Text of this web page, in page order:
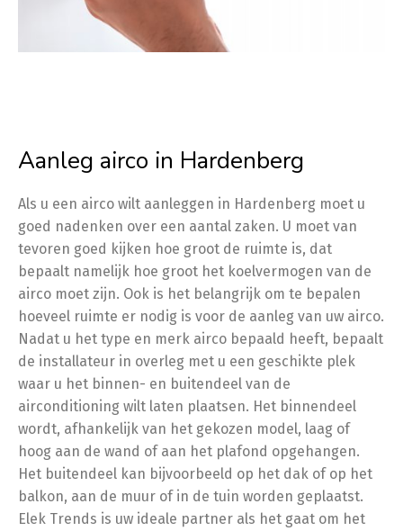
Aanleg airco in Hardenberg
Als u een airco wilt aanleggen in Hardenberg moet u
goed nadenken over een aantal zaken. U moet van
tevoren goed kijken hoe groot de ruimte is, dat
bepaalt namelijk hoe groot het koelvermogen van de
airco moet zijn. Ook is het belangrijk om te bepalen
hoeveel ruimte er nodig is voor de aanleg van uw airco.
Nadat u het type en merk airco bepaald heeft, bepaalt
de installateur in overleg met u een geschikte plek
waar u het binnen- en buitendeel van de
airconditioning wilt laten plaatsen. Het binnendeel
wordt, afhankelijk van het gekozen model, laag of
hoog aan de wand of aan het plafond opgehangen.
Het buitendeel kan bijvoorbeeld op het dak of op het
balkon, aan de muur of in de tuin worden geplaatst.
Elek Trends is uw ideale partner als het gaat om het